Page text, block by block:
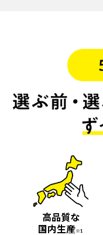
高品質な
国内生産※1